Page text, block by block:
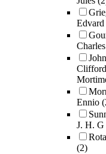
Edvard
Charles
John
Clifford
Ennio
J. H. G
(2)